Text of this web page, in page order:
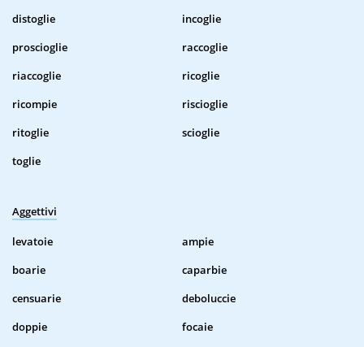
distoglie
incoglie
proscioglie
raccoglie
riaccoglie
ricoglie
ricompie
riscioglie
ritoglie
scioglie
toglie
Aggettivi
levatoie
ampie
boarie
caparbie
censuarie
deboluccie
doppie
focaie